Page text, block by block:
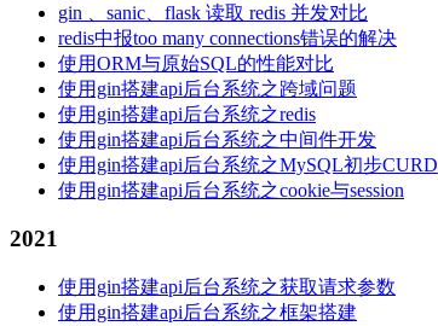
gin 、sanic、flask 读取 redis 并发对比
redis中报too many connections错误的解决
使用ORM与原始SQL的性能对比
使用gin搭建api后台系统之跨域问题
使用gin搭建api后台系统之redis
使用gin搭建api后台系统之中间件开发
使用gin搭建api后台系统之MySQL初步CURD
使用gin搭建api后台系统之cookie与session
2021
使用gin搭建api后台系统之获取请求参数
使用gin搭建api后台系统之框架搭建